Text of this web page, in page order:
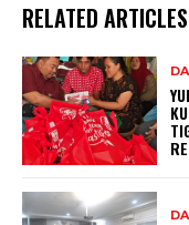
RELATED ARTICLES